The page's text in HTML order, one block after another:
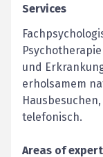
Services
und
erholsamem
telefonisch.
Areas of